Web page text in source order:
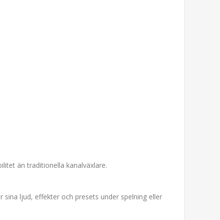
än traditionella kanalväxlare.
ljud, effekter och presets under spelning eller